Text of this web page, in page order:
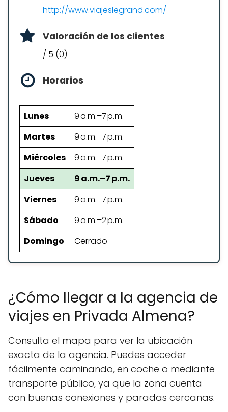
http://www.viajeslegrand.com/
Valoración de los clientes
/ 5 (0)
Horarios
Lunes
9 a.m.–7 p.m.
Martes
9 a.m.–7 p.m.
Miércoles
9 a.m.–7 p.m.
Jueves
9 a.m.–7 p.m.
Viernes
9 a.m.–7 p.m.
Sábado
9 a.m.–2 p.m.
Domingo
Cerrado
¿Cómo llegar a la agencia de
viajes en Privada Almena?
Consulta el mapa para ver la ubicación
exacta de la agencia. Puedes acceder
fácilmente caminando, en coche o mediante
transporte público, ya que la zona cuenta
con buenas conexiones y paradas cercanas.